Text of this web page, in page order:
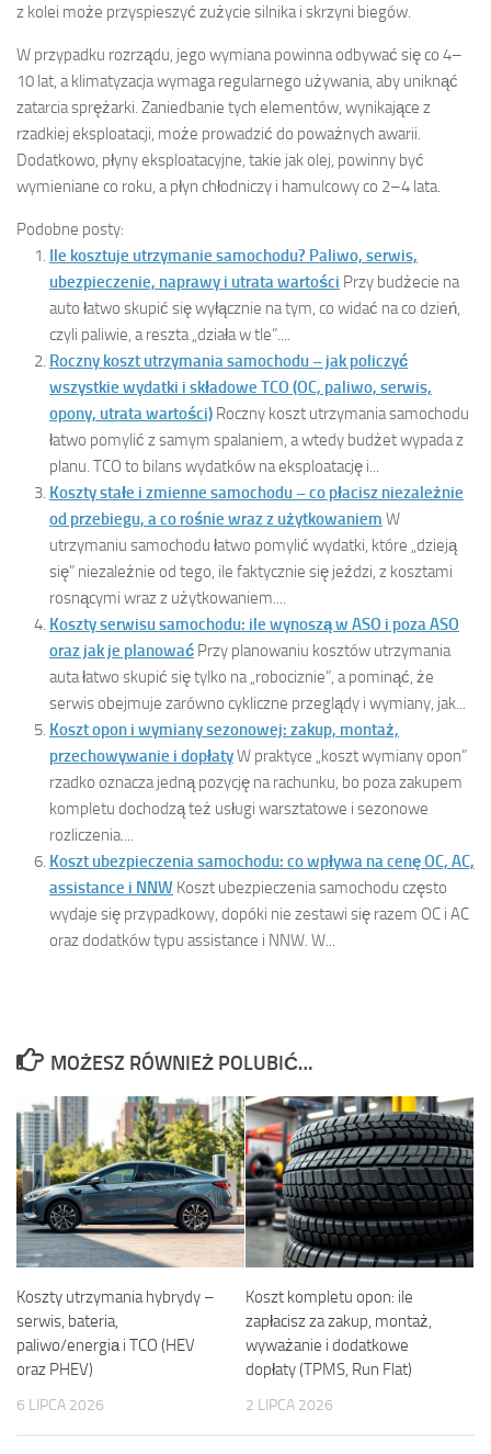
z kolei może przyspieszyć zużycie silnika i skrzyni biegów.
W przypadku rozrządu, jego wymiana powinna odbywać się co 4–
10 lat, a klimatyzacja wymaga regularnego używania, aby uniknąć
zatarcia sprężarki. Zaniedbanie tych elementów, wynikające z
rzadkiej eksploatacji, może prowadzić do poważnych awarii.
Dodatkowo, płyny eksploatacyjne, takie jak olej, powinny być
wymieniane co roku, a płyn chłodniczy i hamulcowy co 2–4 lata.
Podobne posty:
Ile kosztuje utrzymanie samochodu? Paliwo, serwis,
ubezpieczenie, naprawy i utrata wartości Przy budżecie na
auto łatwo skupić się wyłącznie na tym, co widać na co dzień,
czyli paliwie, a reszta „działa w tle”....
Roczny koszt utrzymania samochodu – jak policzyć
wszystkie wydatki i składowe TCO (OC, paliwo, serwis,
opony, utrata wartości) Roczny koszt utrzymania samochodu
łatwo pomylić z samym spalaniem, a wtedy budżet wypada z
planu. TCO to bilans wydatków na eksploatację i...
Koszty stałe i zmienne samochodu – co płacisz niezależnie
od przebiegu, a co rośnie wraz z użytkowaniem W
utrzymaniu samochodu łatwo pomylić wydatki, które „dzieją
się” niezależnie od tego, ile faktycznie się jeździ, z kosztami
rosnącymi wraz z użytkowaniem....
Koszty serwisu samochodu: ile wynoszą w ASO i poza ASO
oraz jak je planować Przy planowaniu kosztów utrzymania
auta łatwo skupić się tylko na „robociznie”, a pominąć, że
serwis obejmuje zarówno cykliczne przeglądy i wymiany, jak...
Koszt opon i wymiany sezonowej: zakup, montaż,
przechowywanie i dopłatyW praktyce „koszt wymiany opon”
rzadko oznacza jedną pozycję na rachunku, bo poza zakupem
kompletu dochodzą też usługi warsztatowe i sezonowe
rozliczenia....
Koszt ubezpieczenia samochodu: co wpływa na cenę OC, AC,
assistance i NNW Koszt ubezpieczenia samochodu często
wydaje się przypadkowy, dopóki nie zestawi się razem OC i AC
oraz dodatków typu assistance i NNW. W...
MOŻESZ RÓWNIEŻ POLUBIĆ…
Koszty utrzymania hybrydy –
serwis, bateria,
paliwo/energiа i TCO (HEV
oraz PHEV)
6 LIPCA 2026
Koszt kompletu opon: ile
zapłacisz za zakup, montaż,
wyważanie i dodatkowe
dopłaty (TPMS, Run Flat)
2 LIPCA 2026